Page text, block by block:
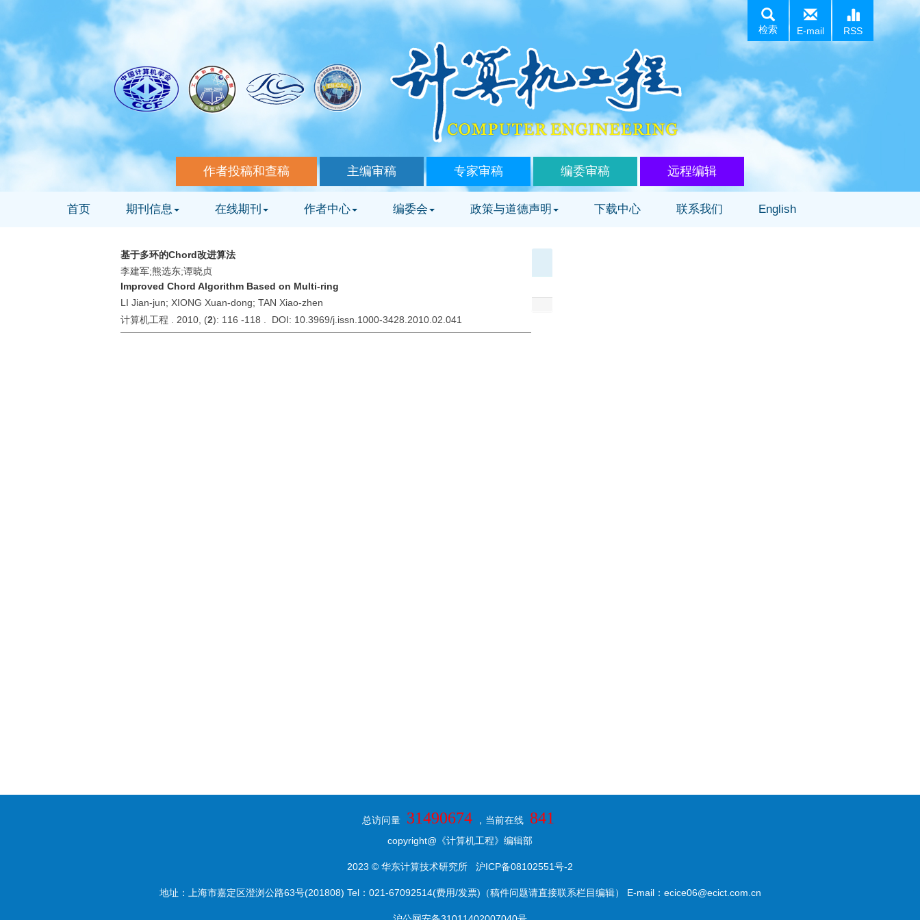
检索 E-mail RSS
作者投稿和查稿 主编审稿 专家审稿 编委审稿 远程编辑
首页 期刊信息 在线期刊 作者中心 编委会 政策与道德声明 下载中心 联系我们 English
基于多环的Chord改进算法
李建军;熊选东;谭晓贞
Improved Chord Algorithm Based on Multi-ring
LI Jian-jun; XIONG Xuan-dong; TAN Xiao-zhen
计算机工程 . 2010, (2): 116 -118 . DOI: 10.3969/j.issn.1000-3428.2010.02.041
总访问量 31490674 ，当前在线 841
copyright@《计算机工程》编辑部
2023 © 华东计算技术研究所 沪ICP备08102551号-2
地址：上海市嘉定区澄浏公路63号(201808) Tel：021-67092514(费用/发票)（稿件问题请直接联系栏目编辑） E-mail：ecice06@ecict.com.cn